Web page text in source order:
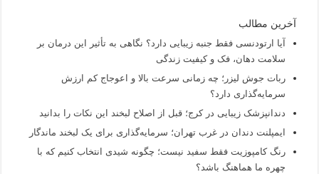
آخرین مطالب
آیا ارتودنسی فقط جنبه زیبایی دارد؟ نگاهی به تأثیر این درمان بر
سلامت دهان، فک و کیفیت زندگی
ربات جوش لیزر؛ چه زمانی سرعت بالا و اعوجاج کم ارزش
سرمایه‌گذاری دارد؟
دندانپزشک زیبایی در کرج؛ قبل از اصلاح لبخند این نکات را بدانید
ایمپلنت دندان در غرب تهران؛ سرمایه‌گذاری برای یک لبخند ماندگار
رنگ کامپوزیت فقط سفید نیست؛ چگونه شیدی انتخاب کنیم که با
چهره ما هماهنگ باشد؟